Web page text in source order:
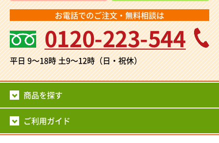
お電話でのご注文・無料相談は
0120-223-544
平日 9～18時土9～12時（日・祝休）
商品を探す
ご利用ガイド